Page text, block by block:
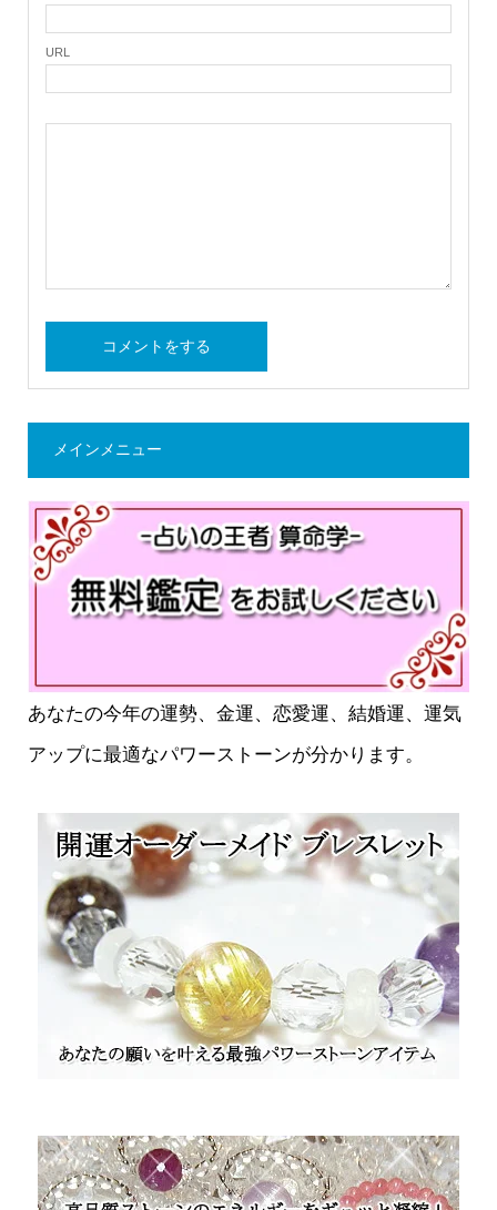
URL
メインメニュー
あなたの今年の運勢、金運、恋愛運、結婚運、運気
アップに最適なパワーストーンが分かります。